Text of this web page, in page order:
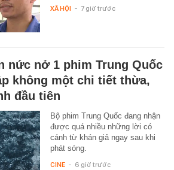
XÃ HỘI - 7 giờ trước
nức nở 1 phim Trung Quốc
không một chi tiết thừa,
đầu tiên
Bộ phim Trung Quốc đang nhận
được quá nhiều những lời có
cánh từ khán giả ngay sau khi
phát sóng.
CINE - 6 giờ trước